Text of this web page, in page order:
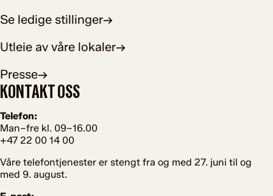
Se ledige stillinger→
Utleie av våre lokaler→
Presse→
KONTAKT OSS
Telefon:
Man–fre kl. 09–16.00
+47 22 00 14 00
Våre telefontjenester er stengt fra og med 27. juni til og
med 9. august.